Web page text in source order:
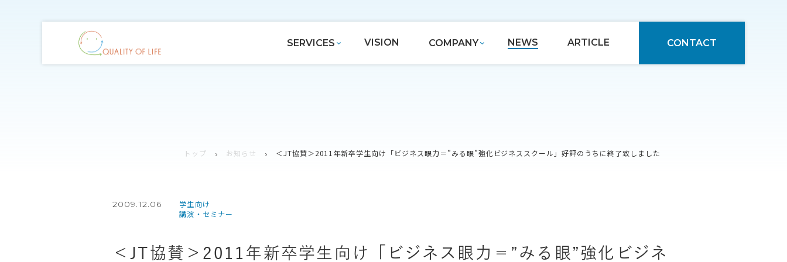
SERVICES VISION COMPANY NEWS ARTICLE CONTACT
トップ お知らせ ＜JT協賛＞2011年新卒学生向け「ビジネス眼力＝”みる眼”強化ビジネススクール」好評のうちに終了致しました
2009.12.06
学生向け
講演・セミナー
＜JT協賛＞2011年新卒学生向け「ビジネス眼力＝”みる眼”強化ビジネ